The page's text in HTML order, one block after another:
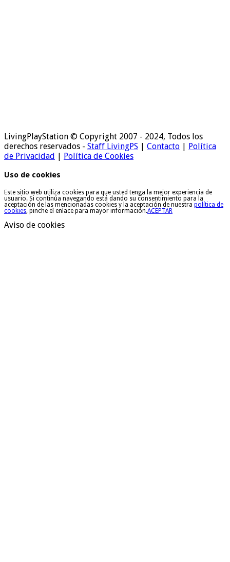
LivingPlayStation © Copyright 2007 - 2024, Todos los
derechos reservados - Staff LivingPS Contacto
Política
de Privacidad
Política de Cookies
Uso de cookies
Este sitio web utiliza cookies para que usted tenga la mejor experiencia de
usuario. Si continúa navegando está dando su consentimiento para la
aceptación de las mencionadas cookies y la aceptación de nuestra política de
cookies, pinche el enlace para mayor información.ACEPTAR
Aviso de cookies